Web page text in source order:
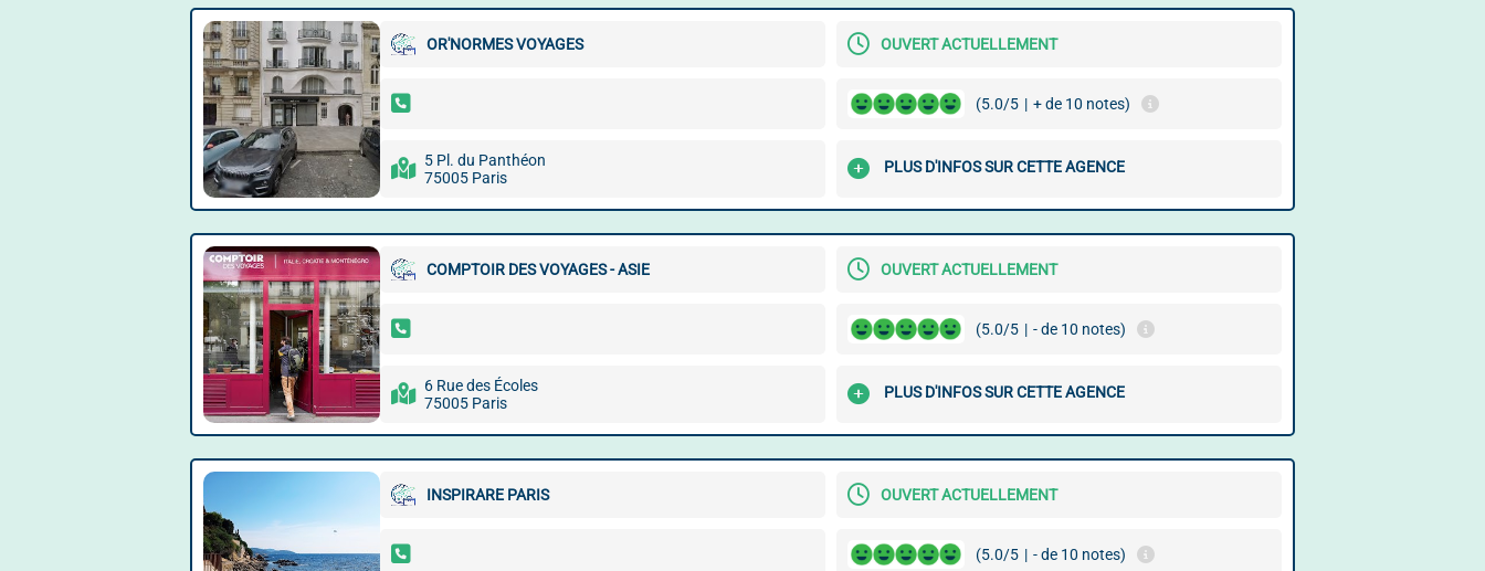
OR'NORMES VOYAGES OUVERT ACTUELLEMENT
(5.0/5 | + de 10 notes)
5 Pl. du Panthéon
75005 Paris
PLUS D'INFOS SUR CETTE AGENCE
COMPTOIR DES VOYAGES - ASIE OUVERT ACTUELLEMENT
(5.0/5 | - de 10 notes)
6 Rue des Écoles
75005 Paris
PLUS D'INFOS SUR CETTE AGENCE
INSPIRARE PARIS OUVERT ACTUELLEMENT
(5.0/5 | - de 10 notes)